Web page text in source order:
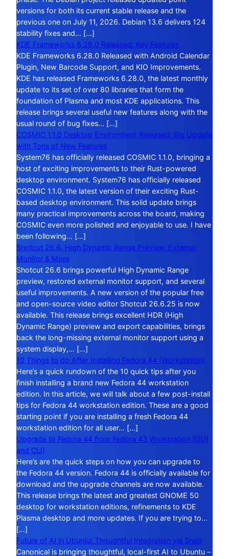
versions for both its current stable release and the
previous one on July 11, 2026. Debian 13.6 delivers 124
stability fixes and… […]
KDE Frameworks 6.28.0 Released: Key Features
KDE Frameworks 6.28.0 Released with Android Calendar
Plugin, New Barcode Support, and KIO Improvements.
KDE has released Frameworks 6.28.0, the latest monthly
update to its set of over 80 libraries that form the
foundation of Plasma and most KDE applications. This
release brings several useful new features along with the
usual round of bug fixes… […]
COSMIC 1.1.0 Desktop Environment Released: Big Update
with Tons of New Features
System76 has officially released COSMIC 1.1.0, bringing a
host of exciting improvements to their Rust-powered
desktop environment. System76 has officially released
COSMIC 1.1.0, the latest version of their exciting Rust-
based desktop environment. This solid update brings
many practical improvements across the board, making
COSMIC even more polished and enjoyable to use. I have
been following… […]
Shotcut 26.6: High Dynamic Range Preview, External
Monitor & More
Shotcut 26.6 brings powerful High Dynamic Range
preview, restored external monitor support, and several
useful improvements. A new version of the popular free
and open-source video editor Shotcut 26.6.25 is now
available. This release brings excellent HDR (High
Dynamic Range) preview and export capabilities, brings
back the long-missing external monitor support using a
system display,… […]
10 Things to do After Installing Fedora 44 (Workstation)
Here’s a quick rundown of the 10 quick tips after you
finish installing a brand new Fedora 44 workstation
edition. In this article, we will talk about a few post-install
tips for Fedora 44 workstation edition. These are a good
starting point if you are installing a fresh Fedora 44
workstation edition for all user… […]
Upgrade to Fedora 44 from Fedora 43 Workstation (GUI
and CLI)
Here’s are the quick steps on how you can upgrade to
the Fedora 44 version. Fedora 44 is officially available for
download and the upgrade channels are now available.
This release brings the latest and greatest GNOME 50
desktop for workstation editions, refinements to KDE
Plasma desktop and more updates. If you are trying to…
[…]
Future of AI in Ubuntu: Thoughtful Integration via Snap
Canonical is bringing thoughtful, local-first AI to Ubuntu –